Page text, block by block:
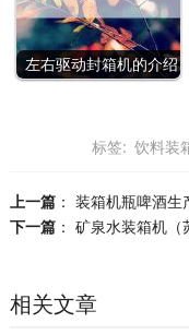
左右驱动封箱机的介绍
标签: 饮料装
上一篇： 装箱机瓶啤酒生
下一篇： 矿泉水装箱机（
相关文章